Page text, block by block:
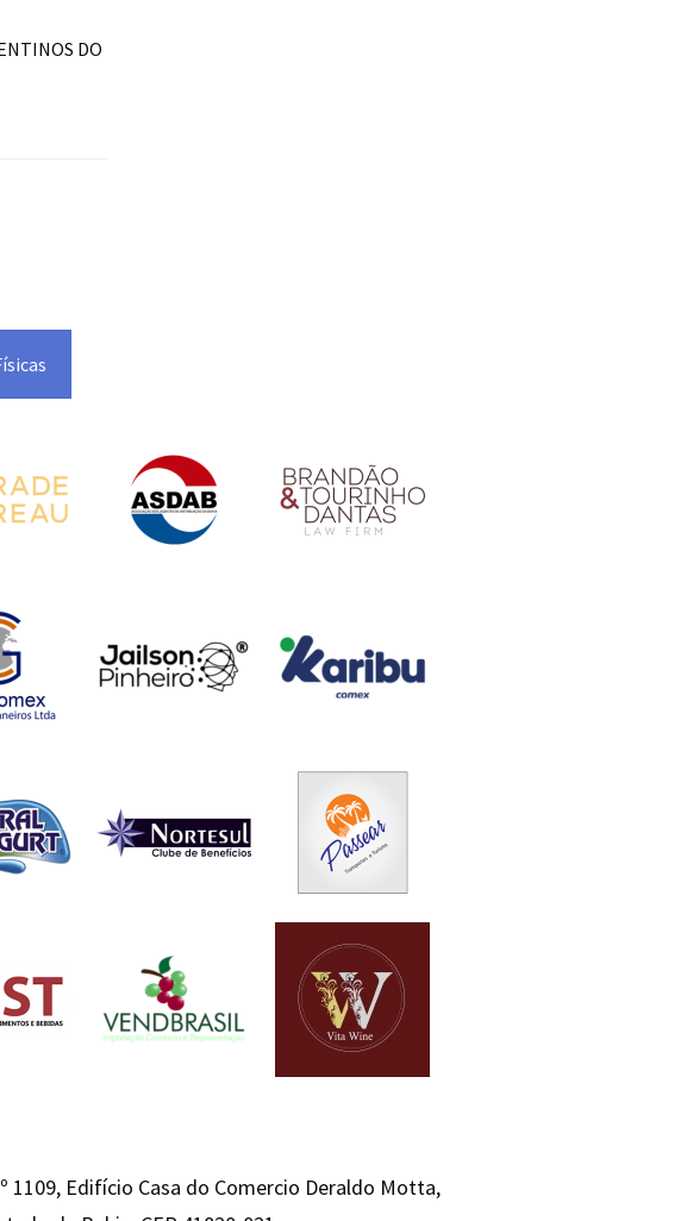
DO
1109, Edifício Casa do Comercio Deraldo Motta,